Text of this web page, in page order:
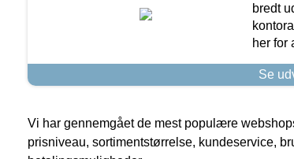
bredt
her for
Se
Vi har gennemgået de mest populære
prisniveau, sortimentstørrelse, kundeservice,